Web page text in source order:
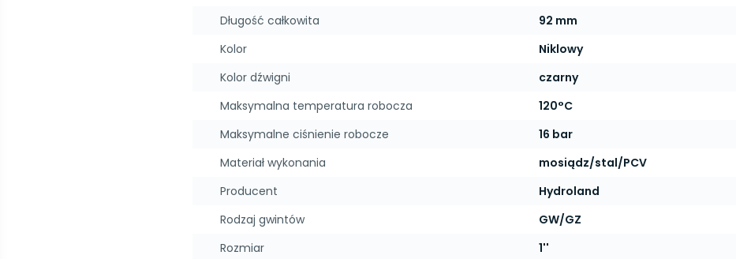
Długość całkowita
92 mm
Kolor
Niklowy
Kolor dźwigni
czarny
Maksymalna temperatura robocza
120°C
Maksymalne ciśnienie robocze
16 bar
Materiał wykonania
mosiądz/stal/PCV
Producent
Hydroland
Rodzaj gwintów
GW/GZ
Rozmiar
1''